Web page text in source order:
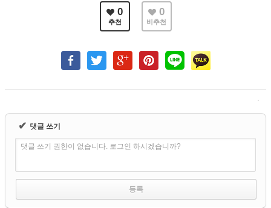
0
추천
0
비추천
✔ 댓글 쓰기
댓글 쓰기 권한이 없습니다. 로그인 하시겠습니까?